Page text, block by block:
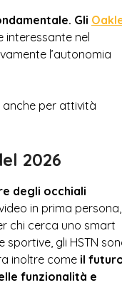
Gli
interessante nel
l’autonomia
anche per attività
2026
degli occhiali
in prima persona,
chi cerca uno smart
gli HSTN
inoltre come il
funzionalità e